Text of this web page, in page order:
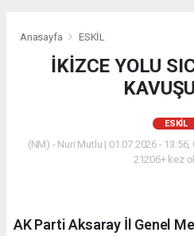
Anasayfa ESKİL
İKİZCE YOLU
ESKİL
(NM) - Nuri Mutlu | 01.07.2026 -
21206+ kez
AK Parti Aksaray İl Genel